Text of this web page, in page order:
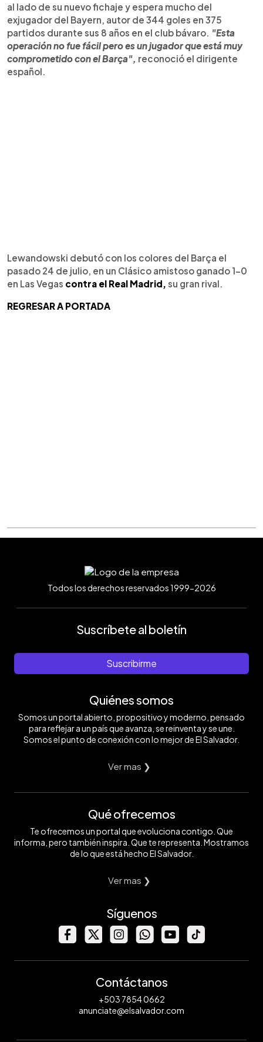
al lado de su nuevo fichaje y espera mucho del
exjugador del Bayern, autor de 344 goles en 375
partidos durante sus 8 años en el club bávaro. "Esta
operación no fue fácil pero es un jugador que está muy
comprometido con el Barça", reconoció el dirigente
español.
Lewandowski debutó con los colores del Barça el
pasado 24 de julio, en un Clásico amistoso ganado 1-0
en Las Vegas contra el Real Madrid, su gran rival.
REGRESAR A PORTADA
Todos los derechos reservados 1999-2026
Suscríbete al boletín
Suscribirme
Quiénes somos
Somos un portal abierto, propositivo y moderno, pensado
para reflejar a un país que avanza, se reinventa y se une.
Somos el punto de conexión con lo mejor de El Salvador.
Ver mas ❯
Qué ofrecemos
Te ofrecemos un portal que evoluciona contigo. Que
informa, pero también inspira. Que te representa. Mostramos
de lo que está hecho El Salvador.
Ver mas ❯
Síguenos
Contáctanos
+503 7854 0662
anunciate@elsalvador.com